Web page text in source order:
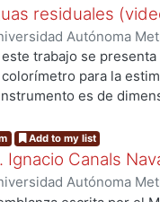
residuales
Autónoma
Básicas e
RAYMUNDO
Víctor Rogelio
este trabajo se
para la
es de
tiene como
a los lugares
se someten a análisis
y a la necesidad,
Add to my list
Ignacio Canals
Autónoma